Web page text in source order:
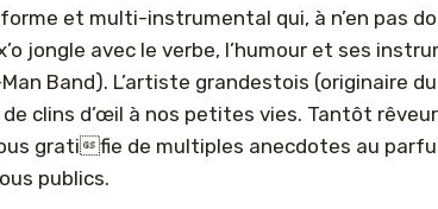
et multi-instrumental qui, à n’en pas
jongle avec le verbe, l’humour et ses
Band). L’artiste grandestois (originaire
clins d’œil à nos petites vies. Tantôt
gratifie de multiples anecdotes au
publics.